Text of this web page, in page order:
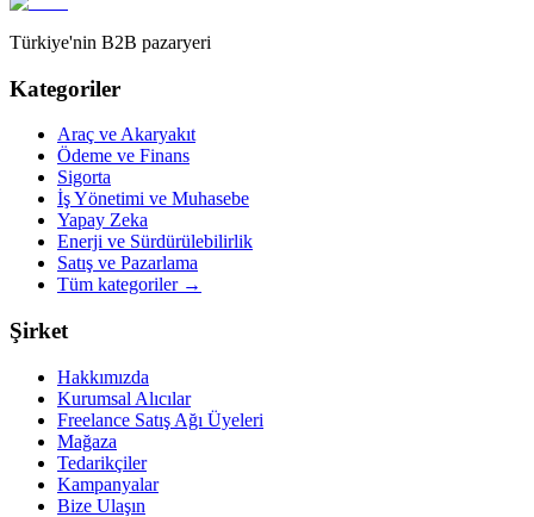
Türkiye'nin B2B pazaryeri
Kategoriler
Araç ve Akaryakıt
Ödeme ve Finans
Sigorta
İş Yönetimi ve Muhasebe
Yapay Zeka
Enerji ve Sürdürülebilirlik
Satış ve Pazarlama
Tüm kategoriler→
Şirket
Hakkımızda
Kurumsal Alıcılar
Freelance Satış Ağı Üyeleri
Mağaza
Tedarikçiler
Kampanyalar
Bize Ulaşın